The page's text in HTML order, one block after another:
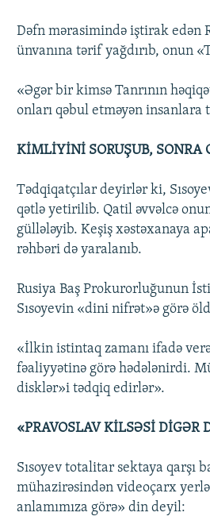
Dəfn mərasimində iştirak edən
ünvanına tərif yağdırıb, onun
«Əgər bir kimsə Tanrının
onları qəbul etməyən
KİMLİYİNİ SORUŞUB, SONRA
Tədqiqatçılar deyirlər ki,
qətlə yetirilib. Qatil əvvəlcə
güllələyib. Keşiş xəstəxanaya
rəhbəri də yaralanıb.
Rusiya Baş Prokurorluğunun
Sısoyevin «dini nifrət»ə görə
«İlkin istintaq zamanı ifadə
fəaliyyətinə görə hədələnirdi.
disklər»i tədqiq edirlər».
«PRAVOSLAV KİLSƏSİ
Sısoyev totalitar sektaya qarşı
mühazirəsindən videoçarx
anlamımıza görə» din deyil: